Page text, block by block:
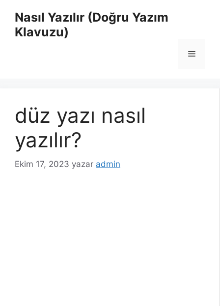
Nasıl Yazılır (Doğru Yazım
Klavuzu)
Menü
düz yazı nasıl
yazılır?
Ekim 17, 2023 yazar admin